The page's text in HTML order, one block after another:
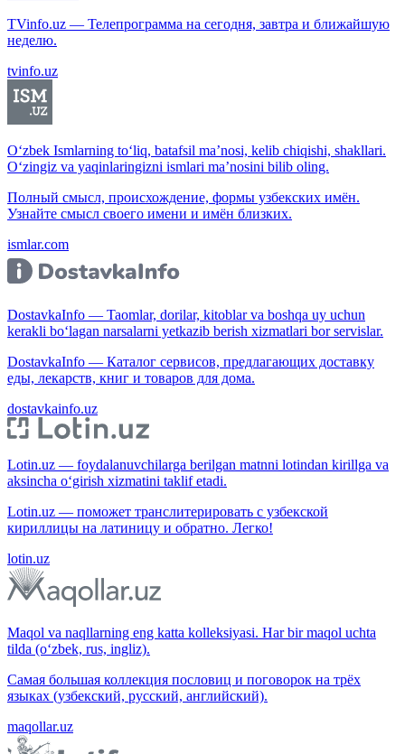
TVinfo.uz — Телепрограмма на сегодня, завтра и ближайшую
неделю.
tvinfo.uz
O‘zbek Ismlarning to‘liq, batafsil ma’nosi, kelib chiqishi, shakllari.
O‘zingiz va yaqinlaringizni ismlari ma’nosini bilib oling.
Полный смысл, происхождение, формы узбекских имён.
Узнайте смысл своего имени и имён близких.
ismlar.com
DostavkaInfo — Taomlar, dorilar, kitoblar va boshqa uy uchun
kerakli bo‘lagan narsalarni yetkazib berish xizmatlari bor servislar.
DostavkaInfo — Каталог сервисов, предлагающих доставку
еды, лекарств, книг и товаров для дома.
dostavkainfo.uz
Lotin.uz — foydalanuvchilarga berilgan matnni lotindan kirillga va
aksincha o‘girish xizmatini taklif etadi.
Lotin.uz — поможет транслитерировать с узбекской
кириллицы на латиницу и обратно. Легко!
lotin.uz
Maqol va naqllarning eng katta kolleksiyasi. Har bir maqol uchta
tilda (o‘zbek, rus, ingliz).
Самая большая коллекция пословиц и поговорок на трёх
языках (узбекский, русский, английский).
maqollar.uz